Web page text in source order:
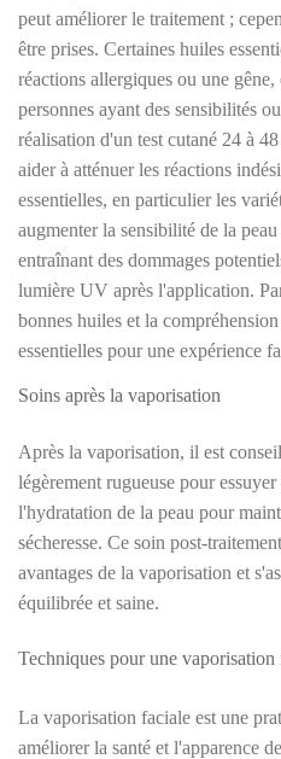
peut améliorer le traitement ;
être prises. Certaines huiles
réactions allergiques ou une
personnes ayant des sensibilités
réalisation d'un test cutané 24 à
aider à atténuer les réactions
essentielles, en particulier les
augmenter la sensibilité de la
entraînant des dommages
lumière UV après l'application.
bonnes huiles et la
essentielles pour une expérience
Soins après la vaporisation
Après la vaporisation, il est
légèrement rugueuse pour
l'hydratation de la peau pour
sécheresse. Ce soin post-
avantages de la vaporisation et
équilibrée et saine.
Techniques pour une
La vaporisation faciale est une
améliorer la santé et l'apparence